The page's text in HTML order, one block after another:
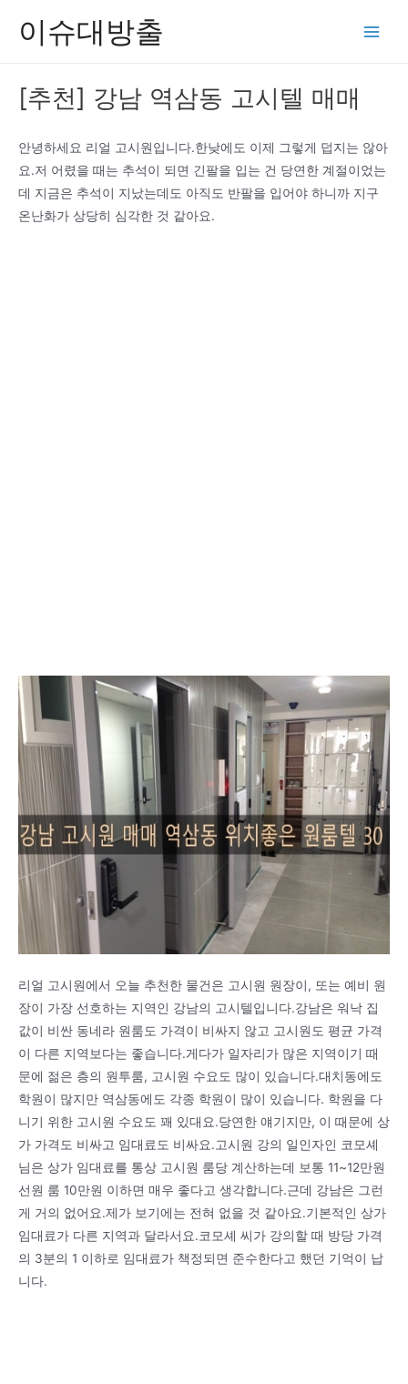
이슈대방출
[추천] 강남 역삼동 고시텔 매매
안녕하세요 리얼 고시원입니다.한낮에도 이제 그렇게 덥지는 않아
요.저 어렸을 때는 추석이 되면 긴팔을 입는 건 당연한 계절이었는
데 지금은 추석이 지났는데도 아직도 반팔을 입어야 하니까 지구
온난화가 상당히 심각한 것 같아요.
리얼 고시원에서 오늘 추천한 물건은 고시원 원장이, 또는 예비 원
장이 가장 선호하는 지역인 강남의 고시텔입니다.강남은 워낙 집
값이 비싼 동네라 원룸도 가격이 비싸지 않고 고시원도 평균 가격
이 다른 지역보다는 좋습니다.게다가 일자리가 많은 지역이기 때
문에 젊은 층의 원투룸, 고시원 수요도 많이 있습니다.대치동에도
학원이 많지만 역삼동에도 각종 학원이 많이 있습니다. 학원을 다
니기 위한 고시원 수요도 꽤 있대요.당연한 얘기지만, 이 때문에 상
가 가격도 비싸고 임대료도 비싸요.고시원 강의 일인자인 코모셰
님은 상가 임대료를 통상 고시원 룸당 계산하는데 보통 11~12만원
선원 룸 10만원 이하면 매우 좋다고 생각합니다.근데 강남은 그런
게 거의 없어요.제가 보기에는 전혀 없을 것 같아요.기본적인 상가
임대료가 다른 지역과 달라서요.코모셰 씨가 강의할 때 방당 가격
의 3분의 1 이하로 임대료가 책정되면 준수한다고 했던 기억이 납
니다.